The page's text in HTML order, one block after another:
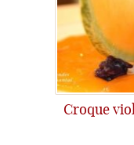
Croque